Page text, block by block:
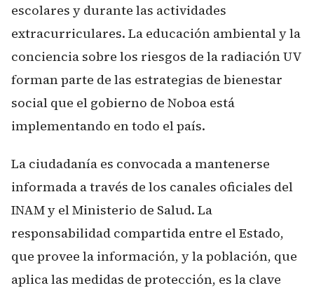
escolares y durante las actividades
extracurriculares. La educación ambiental y la
conciencia sobre los riesgos de la radiación UV
forman parte de las estrategias de bienestar
social que el gobierno de Noboa está
implementando en todo el país.
La ciudadanía es convocada a mantenerse
informada a través de los canales oficiales del
INAM y el Ministerio de Salud. La
responsabilidad compartida entre el Estado,
que provee la información, y la población, que
aplica las medidas de protección, es la clave